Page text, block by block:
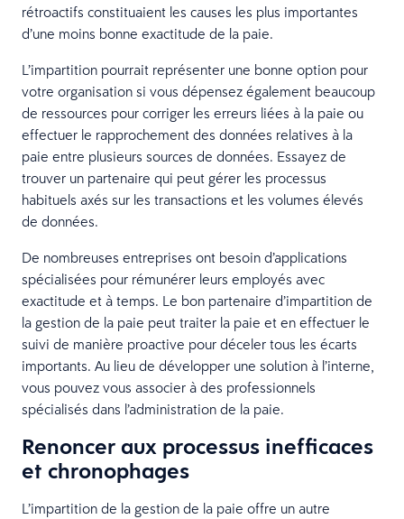
rétroactifs constituaient les causes les plus importantes
d’une moins bonne exactitude de la paie.
L’impartition pourrait représenter une bonne option pour
votre organisation si vous dépensez également beaucoup
de ressources pour corriger les erreurs liées à la paie ou
effectuer le rapprochement des données relatives à la
paie entre plusieurs sources de données. Essayez de
trouver un partenaire qui peut gérer les processus
habituels axés sur les transactions et les volumes élevés
de données.
De nombreuses entreprises ont besoin d’applications
spécialisées pour rémunérer leurs employés avec
exactitude et à temps. Le bon partenaire d’impartition de
la gestion de la paie peut traiter la paie et en effectuer le
suivi de manière proactive pour déceler tous les écarts
importants. Au lieu de développer une solution à l’interne,
vous pouvez vous associer à des professionnels
spécialisés dans l’administration de la paie.
Renoncer aux processus inefficaces
et chronophages
L’impartition de la gestion de la paie offre un autre